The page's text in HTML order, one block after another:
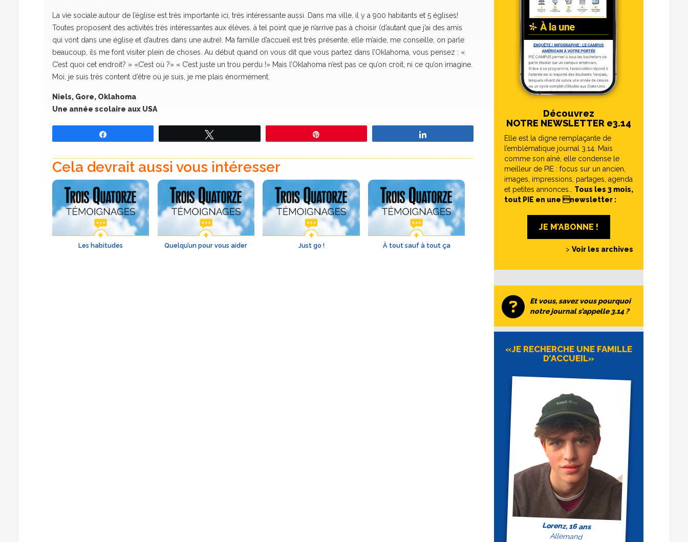
La vie sociale autour de l’église est très importante ici, très intéressante aussi. Dans ma ville, il y a 900 habitants et 5 églises!
Toutes proposent des activités très intéressantes aux élèves, à tel point que je n’arrive pas à choisir (d’autant que j’ai des amis
qui vont dans une église et d’autres dans une autre). Ma famille d’accueil est très présente, elle m’aide, me conseille, on parle
beaucoup, ils me font visiter plein de choses. Au début quand on vous dit que vous partez dans l’Oklahoma, vous pensez : «
C’est quoi cet endroit? » «C’est où ?» « C’est juste un trou perdu !» Mais l’Oklahoma n’est pas ce qu’on croit, ni ce qu’on imagine.
Moi, je suis très content d’être où je suis, je me plais énormément.
Niels, Gore, Oklahoma
Une année scolaire aux USA
Cela devrait aussi vous intéresser
Les habitudes Quelqu’un pour vous aider Just go ! À tout sauf à tout ça
Découvrez
NOTRE NEWSLETTER e3.14
Elle est la digne remplaçante de
l’emblématique journal 3.14. Mais
comme son aîné, elle condense le
meilleur de PIE : focus sur un ancien,
images, impressions, partages, agenda
et petites annonces… Tous les 3 mois,
tout PIE en une newsletter :
JE M’ABONNE !
> Voir les archives
Et vous, savez vous pourquoi
notre journal s’appelle 3.14 ?
«JE RECHERCHE UNE FAMILLE
D’ACCUEIL»
Lorenz, 16 ans
Allemand